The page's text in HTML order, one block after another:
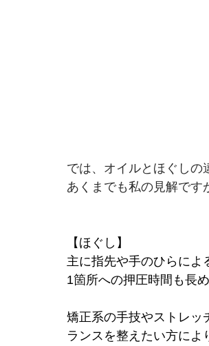
では、オイルとほぐしの
あくまでも私の見解です
【ほぐし】
主に指先や手のひらによ
1箇所への押圧時間も長
矯正系の手技やストレッ
ランスを整えたい方によ